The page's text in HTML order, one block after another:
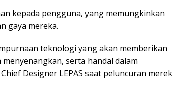
kepada pengguna, yang memungkinkan
gaya mereka.
teknologi yang akan memberikan
serta handal dalam
Designer LEPAS saat peluncuran merek